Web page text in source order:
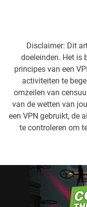
Disclaimer: Dit
doeleinden. Het is
principes van een
activiteiten te
omzeilen van
van de wetten van
een VPN gebruikt, de
te controleren om